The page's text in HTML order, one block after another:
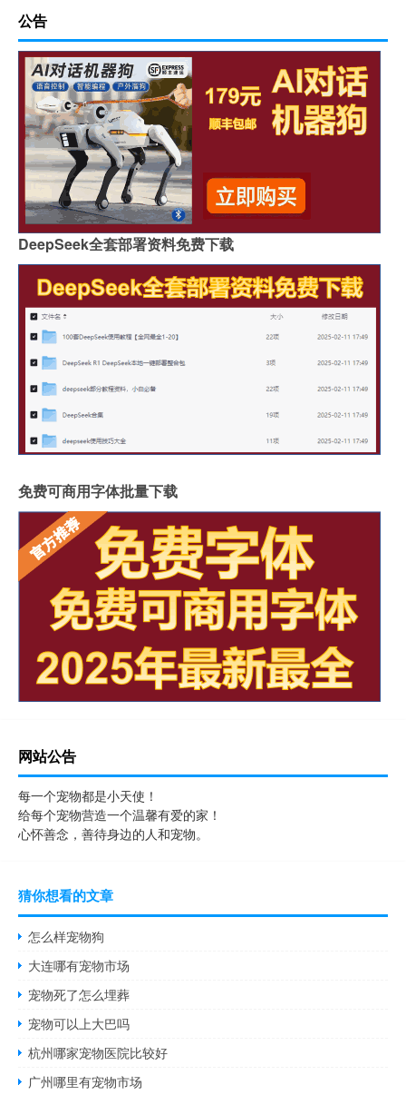
公告
DeepSeek全套部署资料免费下载
免费可商用字体批量下载
网站公告
每一个宠物都是小天使！
给每个宠物营造一个温馨有爱的家！
心怀善念，善待身边的人和宠物。
猜你想看的文章
怎么样宠物狗
大连哪有宠物市场
宠物死了怎么埋葬
宠物可以上大巴吗
杭州哪家宠物医院比较好
广州哪里有宠物市场